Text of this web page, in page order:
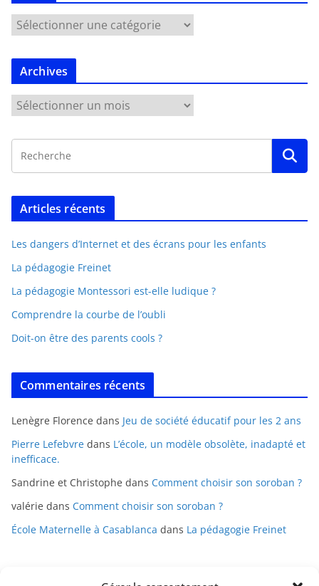
Archives
Articles récents
Les dangers d’Internet et des écrans pour les enfants
La pédagogie Freinet
La pédagogie Montessori est-elle ludique ?
Comprendre la courbe de l’oubli
Doit-on être des parents cools ?
Commentaires récents
Lenègre Florence dans Jeu de société éducatif pour les 2 ans
Pierre Lefebvre dans L’école, un modèle obsolète, inadapté et
inefficace.
Sandrine et Christophe dans Comment choisir son soroban ?
valérie dans Comment choisir son soroban ?
École Maternelle à Casablanca dans La pédagogie Freinet